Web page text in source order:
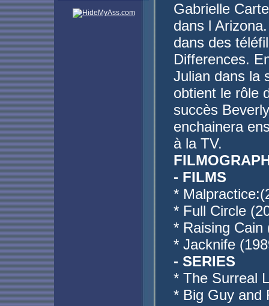
Gabrielle
dans l
dans des
Differences.
Julian dans la
obtient le rôle
succès
enchainera
à la TV.
- FILMS
*
* Full Circle
* Raising Cain
* Jacknife
- SERIES
* The Surreal
* Big Guy and